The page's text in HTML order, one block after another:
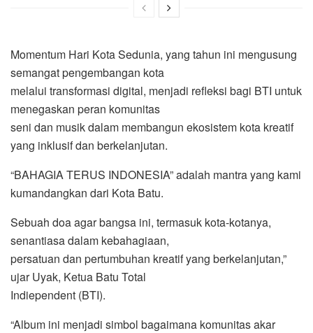
Momentum Hari Kota Sedunia, yang tahun ini mengusung
semangat pengembangan kota
melalui transformasi digital, menjadi refleksi bagi BTI untuk
menegaskan peran komunitas
seni dan musik dalam membangun ekosistem kota kreatif
yang inklusif dan berkelanjutan.
“BAHAGIA TERUS INDONESIA” adalah mantra yang kami
kumandangkan dari Kota Batu.
Sebuah doa agar bangsa ini, termasuk kota-kotanya,
senantiasa dalam kebahagiaan,
persatuan dan pertumbuhan kreatif yang berkelanjutan,”
ujar Uyak, Ketua Batu Total
Indiependent (BTI).
“Album ini menjadi simbol bagaimana komunitas akar